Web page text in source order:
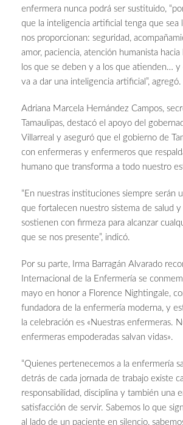
enfermera nunca podrá ser sustituido,
que la inteligencia artificial tenga que sea
nos proporcionan: seguridad,
amor, paciencia, atención humanista hacia
los que se deben y a los que atienden… y
va a dar una inteligencia artificial”, agregó.
Adriana Marcela Hernández Campos,
Tamaulipas, destacó el apoyo del
Villarreal y aseguró que el gobierno de
con enfermeras y enfermeros que
humano que transforma a todo nuestro
“En nuestras instituciones siempre serán
que fortalecen nuestro sistema de salud
sostienen con firmeza para alcanzar
que se nos presente”, indicó.
Por su parte, Irma Barragán Alvarado
Internacional de la Enfermería se
mayo en honor a Florence Nightingale,
fundadora de la enfermería moderna, y
la celebración es «Nuestras enfermeras.
enfermeras empoderadas salvan vidas».
“Quienes pertenecemos a la enfermería
detrás de cada jornada de trabajo existe
responsabilidad, disciplina y también una
satisfacción de servir. Sabemos lo que
al lado de un paciente en silencio,